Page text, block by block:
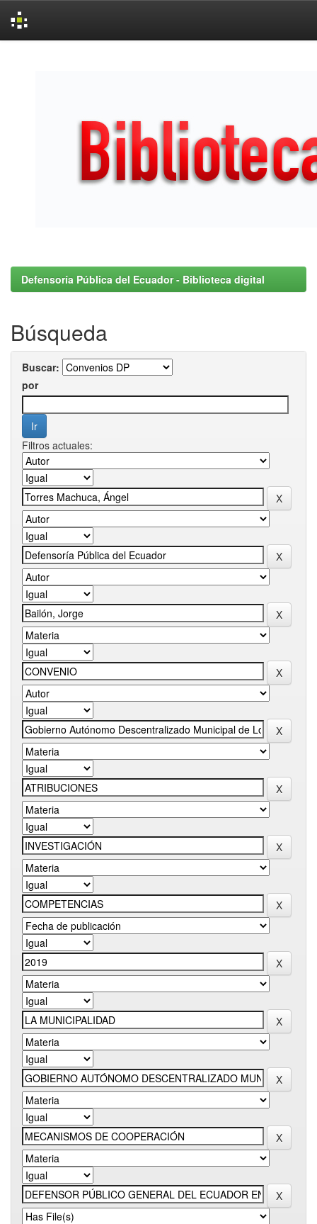
Defensoría Pública del Ecuador - Biblioteca digital
Búsqueda
Buscar:
por
Filtros actuales: